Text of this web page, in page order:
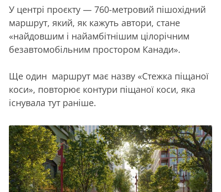
У центрі проєкту — 760-метровий пішохідний
маршрут, який, як кажуть автори, стане
«найдовшим і найамбітнішим цілорічним
безавтомобільним простором Канади».
Ще один маршрут має назву «Стежка піщаної
коси», повторює контури піщаної коси, яка
існувала тут раніше.